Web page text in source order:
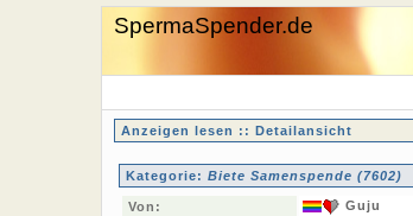
SpermaSpender.de
Anzeigen lesen :: Detailansicht
Kategorie: Biete Samenspende (7602)
Von:
Guju